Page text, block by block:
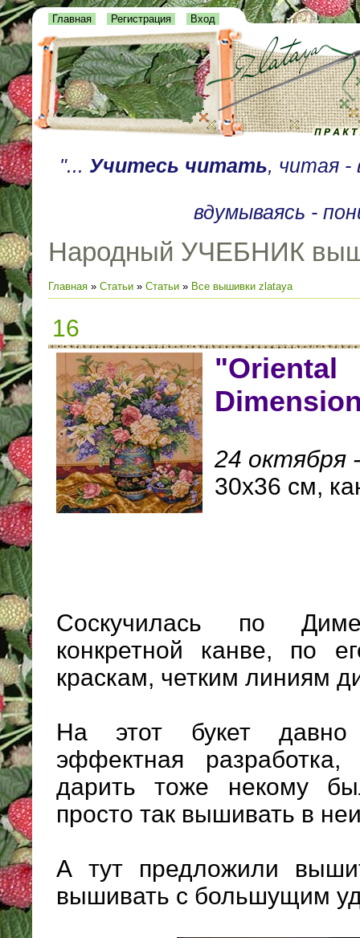
Главная Регистрация Вход
"... Учитесь читать, читая -
вдумываясь -
Народный УЧЕБНИК
Главная » Статьи » Статьи » Все вышивки zlataya
16
"Oriental
24 октября
30х36 см,
Соскучилась по
конкретной канве, по
краскам, четким линиям
На этот букет давно
эффектная
дарить тоже некому
просто так вышивать в
А тут предложили
вышивать с большущим